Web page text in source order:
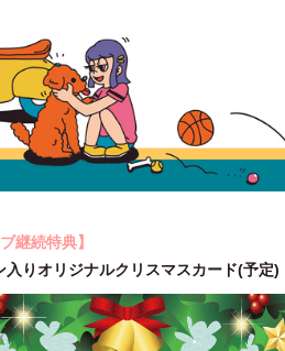
継続特典】
入りオリジナルクリスマスカード(予定)